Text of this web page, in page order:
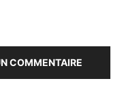
COMMENTAIRE